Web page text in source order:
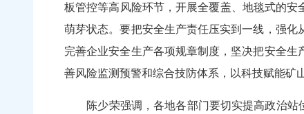
板管控等高风险环节，开展全覆盖、地毯式的
萌芽状态。要把安全生产责任压实到一线，强
完善企业安全生产各项规章制度，坚决把安全
善风险监测预警和综合技防体系，以科技赋能矿
陈少荣强调，各地各部门要切实提高政治站位